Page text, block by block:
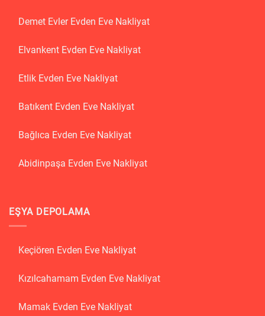
Demet Evler Evden Eve Nakliyat
Elvankent Evden Eve Nakliyat
Etlik Evden Eve Nakliyat
Batıkent Evden Eve Nakliyat
Bağlıca Evden Eve Nakliyat
Abidinpaşa Evden Eve Nakliyat
EŞYA DEPOLAMA
Keçiören Evden Eve Nakliyat
Kızılcahamam Evden Eve Nakliyat
Mamak Evden Eve Nakliyat